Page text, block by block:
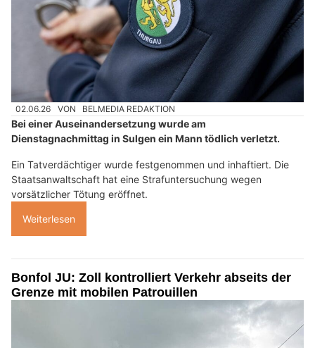
02.06.26 VON BELMEDIA REDAKTION
Bei einer Auseinandersetzung wurde am
Dienstagnachmittag in Sulgen ein Mann tödlich verletzt.
Ein Tatverdächtiger wurde festgenommen und inhaftiert. Die
Staatsanwaltschaft hat eine Strafuntersuchung wegen
vorsätzlicher Tötung eröffnet.
Weiterlesen
Bonfol JU: Zoll kontrolliert Verkehr abseits der
Grenze mit mobilen Patrouillen